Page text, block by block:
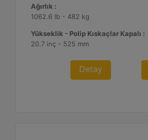
Ağırlık :
1062.6 lb - 482 kg
Yükseklik - Polip Kıskaçlar Kapalı :
20.7 inç - 525 mm
Detay